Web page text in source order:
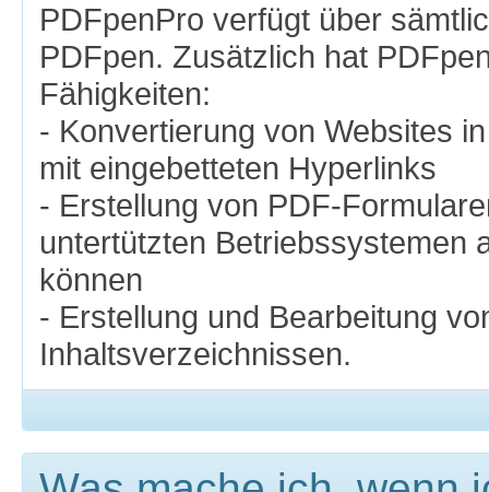
PDFpenPro verfügt über
PDFpen. Zusätzlich hat
Fähigkeiten:
- Konvertierung von Websites
mit eingebetteten Hyperlinks
- Erstellung von PDF-
untertützten Betriebssystemen
können
- Erstellung und Bearbeitung
Inhaltsverzeichnissen.